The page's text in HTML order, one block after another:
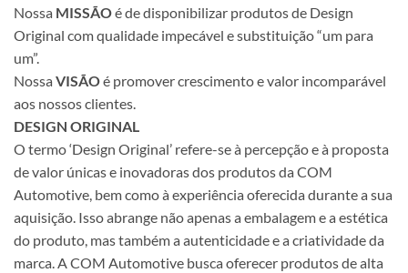
Nossa MISSÃOé de disponibilizar produtos de Design
Original com qualidade impecável e substituição “um para
um”.
Nossa VISÃOé promover crescimento e valor incomparável
aos nossos clientes.
DESIGN ORIGINAL
O termo ‘Design Original’ refere-se à percepção e à proposta
de valor únicas e inovadoras dos produtos da COM
Automotive, bem como à experiência oferecida durante a sua
aquisição. Isso abrange não apenas a embalagem e a estética
do produto, mas também a autenticidade e a criatividade da
marca. A COM Automotive busca oferecer produtos de alta